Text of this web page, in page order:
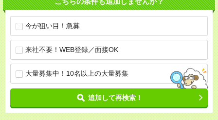
今が狙い目！急募
来社不要！WEB登録／面接OK
大量募集中！10名以上の大量募集
追加して再検索！